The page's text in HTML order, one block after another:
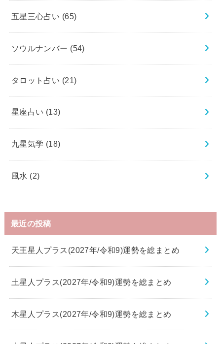
五星三心占い (65)
ソウルナンバー (54)
タロット占い (21)
星座占い (13)
九星気学 (18)
風水 (2)
最近の投稿
天王星人プラス(2027年/令和9)運勢を総まとめ
土星人プラス(2027年/令和9)運勢を総まとめ
木星人プラス(2027年/令和9)運勢を総まとめ